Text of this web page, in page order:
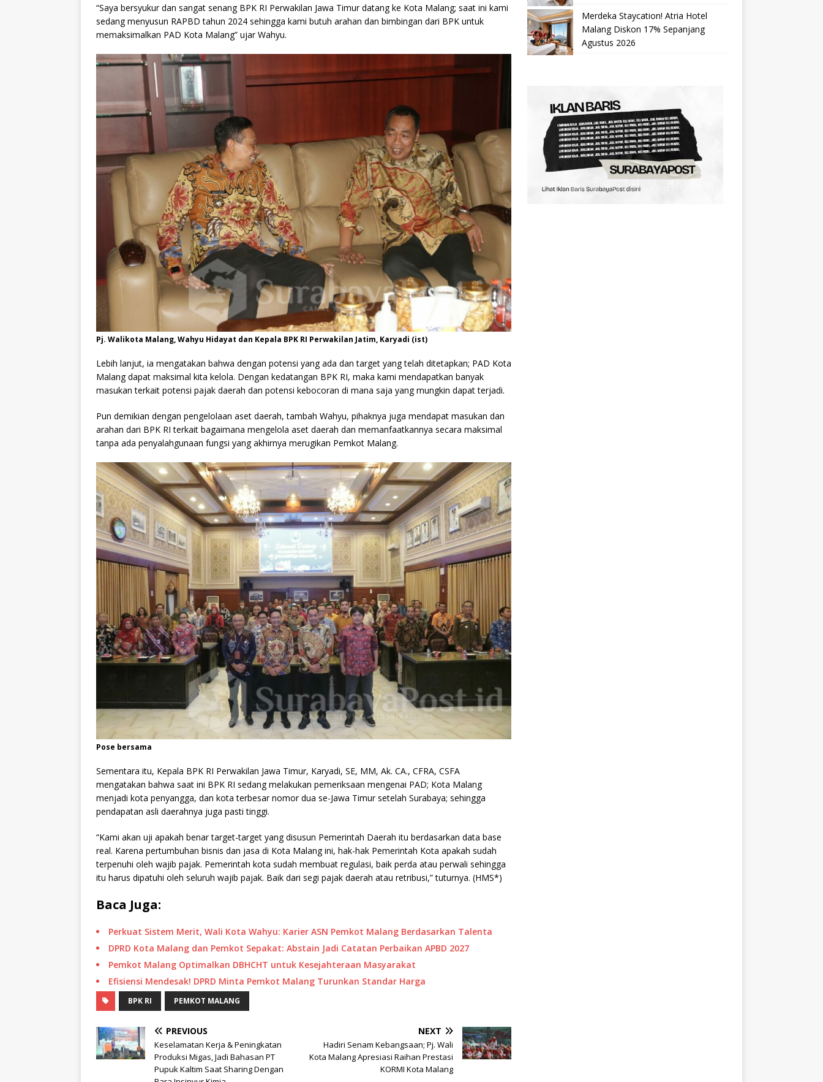
“Saya bersyukur dan sangat senang BPK RI Perwakilan Jawa Timur datang ke Kota Malang; saat ini kami
sedang menyusun RAPBD tahun 2024 sehingga kami butuh arahan dan bimbingan dari BPK untuk
memaksimalkan PAD Kota Malang” ujar Wahyu.
Pj. Walikota Malang, Wahyu Hidayat dan Kepala BPK RI Perwakilan Jatim, Karyadi (ist)
Lebih lanjut, ia mengatakan bahwa dengan potensi yang ada dan target yang telah ditetapkan; PAD Kota
Malang dapat maksimal kita kelola. Dengan kedatangan BPK RI, maka kami mendapatkan banyak
masukan terkait potensi pajak daerah dan potensi kebocoran di mana saja yang mungkin dapat terjadi.
Pun demikian dengan pengelolaan aset daerah, tambah Wahyu, pihaknya juga mendapat masukan dan
arahan dari BPK RI terkait bagaimana mengelola aset daerah dan memanfaatkannya secara maksimal
tanpa ada penyalahgunaan fungsi yang akhirnya merugikan Pemkot Malang.
Pose bersama
Sementara itu, Kepala BPK RI Perwakilan Jawa Timur, Karyadi, SE, MM, Ak. CA., CFRA, CSFA
mengatakan bahwa saat ini BPK RI sedang melakukan pemeriksaan mengenai PAD; Kota Malang
menjadi kota penyangga, dan kota terbesar nomor dua se-Jawa Timur setelah Surabaya; sehingga
pendapatan asli daerahnya juga pasti tinggi.
“Kami akan uji apakah benar target-target yang disusun Pemerintah Daerah itu berdasarkan data base
real. Karena pertumbuhan bisnis dan jasa di Kota Malang ini, hak-hak Pemerintah Kota apakah sudah
terpenuhi oleh wajib pajak. Pemerintah kota sudah membuat regulasi, baik perda atau perwali sehingga
itu harus dipatuhi oleh seluruh wajib pajak. Baik dari segi pajak daerah atau retribusi,” tuturnya. (HMS*)
Baca Juga:
Perkuat Sistem Merit, Wali Kota Wahyu: Karier ASN Pemkot Malang Berdasarkan Talenta
DPRD Kota Malang dan Pemkot Sepakat: Abstain Jadi Catatan Perbaikan APBD 2027
Pemkot Malang Optimalkan DBHCHT untuk Kesejahteraan Masyarakat
Efisiensi Mendesak! DPRD Minta Pemkot Malang Turunkan Standar Harga
BPK RI PEMKOT MALANG
PREVIOUS
Keselamatan Kerja & Peningkatan
Produksi Migas, Jadi Bahasan PT
Pupuk Kaltim Saat Sharing Dengan
NEXT
Hadiri Senam Kebangsaan; Pj. Wali
Kota Malang Apresiasi Raihan Prestasi
KORMI Kota Malang
Merdeka Staycation! Atria Hotel
Malang Diskon 17% Sepanjang
Agustus 2026